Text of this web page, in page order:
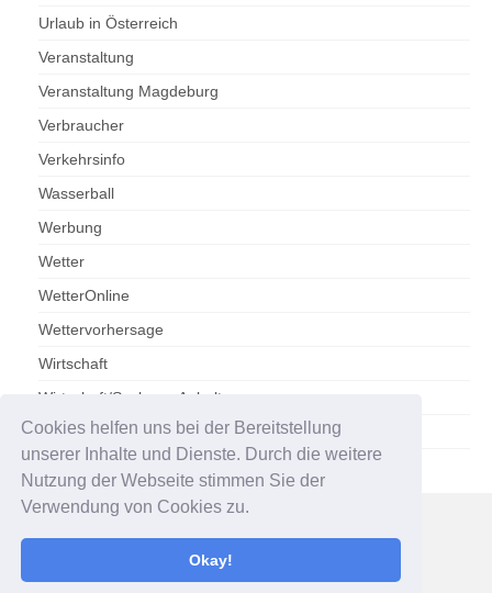
Cookies helfen uns bei der Bereitstellung
unserer Inhalte und Dienste. Durch die weitere
Nutzung der Webseite stimmen Sie der
Verwendung von Cookies zu.
Okay!
Urlaub in Österreich
Veranstaltung
Veranstaltung Magdeburg
Verbraucher
Verkehrsinfo
Wasserball
Werbung
Wetter
WetterOnline
Wettervorhersage
Wirtschaft
Wirtschaft/Sachsen-Anhalt
Zoo Magdeburg
Datenschutzerklärung
© 2026 Presseportal Magdeburg - WordPress Theme byKadence WP